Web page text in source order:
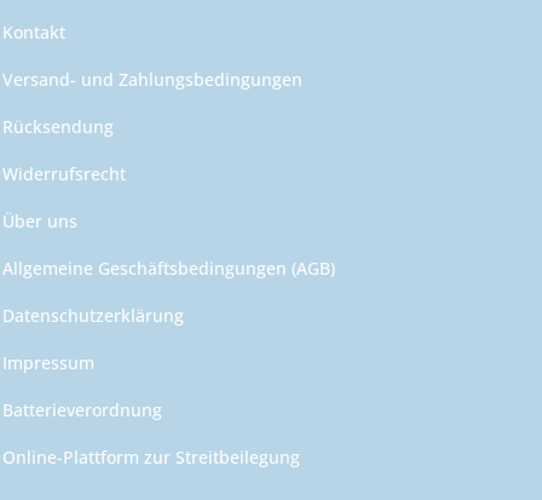
Kontakt
Versand- und Zahlungsbedingungen
Rücksendung
Widerrufsrecht
Über uns
Allgemeine Geschäftsbedingungen (AGB)
Datenschutzerklärung
Impressum
Batterieverordnung
Online-Plattform zur Streitbeilegung